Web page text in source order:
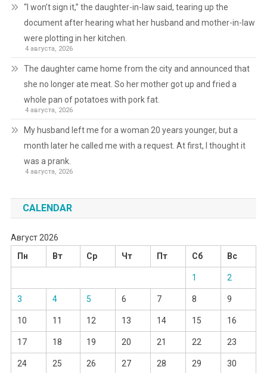
“I won’t sign it,” the daughter-in-law said, tearing up the
document after hearing what her husband and mother-in-law
were plotting in her kitchen.
4 августа, 2026
The daughter came home from the city and announced that
she no longer ate meat. So her mother got up and fried a
whole pan of potatoes with pork fat.
4 августа, 2026
My husband left me for a woman 20 years younger, but a
month later he called me with a request. At first, I thought it
was a prank.
4 августа, 2026
CALENDAR
Август 2026
Пн
Вт Ср Чт Пт Сб Вс
1 2
3 4 5 6 7 8 9
10 11 12 13 14 15 16
17 18 19 20 21 22 23
24 25 26 27 28 29 30